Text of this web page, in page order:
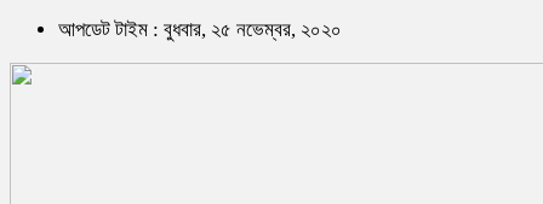
আপডেট টাইম : বুধবার, ২৫ নভেম্বর, ২০২০